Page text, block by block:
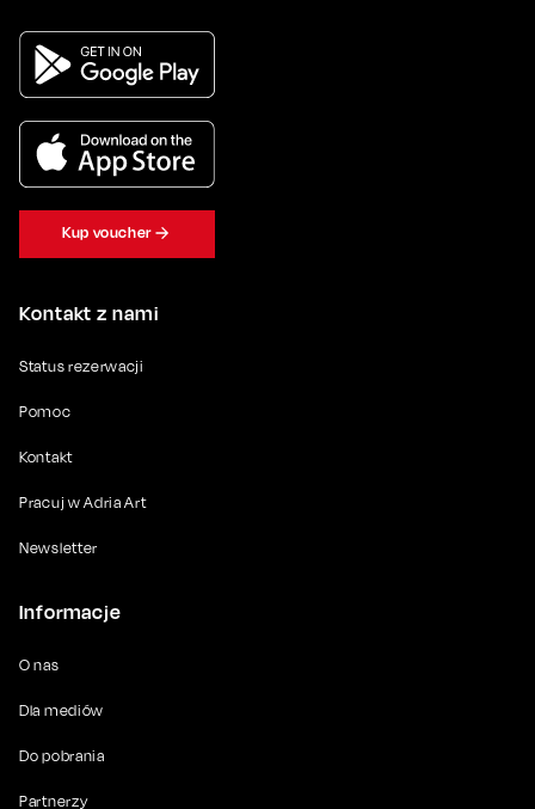
Kontakt z nami
Status rezerwacji
Pomoc
Kontakt
Pracuj w Adria Art
Newsletter
Informacje
O nas
Dla mediów
Do pobrania
Partnerzy
Kup voucher